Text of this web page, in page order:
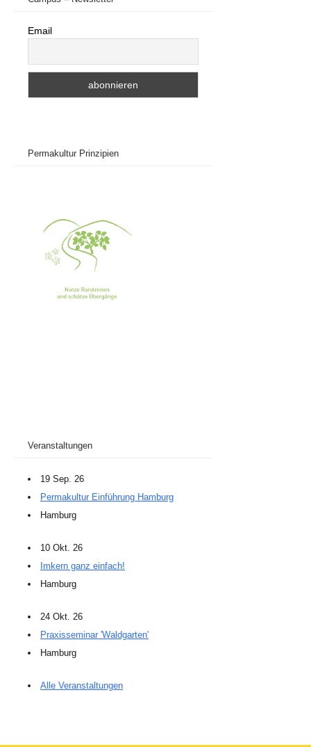
Email
Permakultur Prinzipien
Veranstaltungen
19 Sep. 26
Permakultur Einführung Hamburg
Hamburg
10 Okt. 26
Imkern ganz einfach!
Hamburg
24 Okt. 26
Praxisseminar 'Waldgarten'
Hamburg
Alle Veranstaltungen